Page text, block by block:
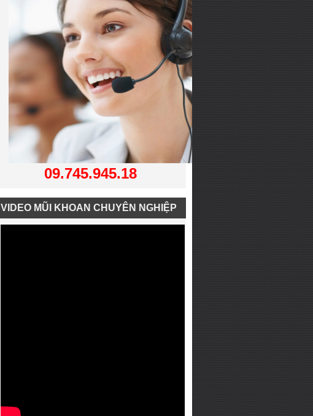
09.745.945.18
VIDEO MŨI KHOAN CHUYÊN NGHIỆP